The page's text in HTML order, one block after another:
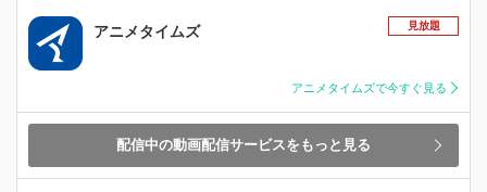
アニメタイムズ 見放題
アニメタイムズで今すぐ見る
配信中の動画配信サービスをもっと見る